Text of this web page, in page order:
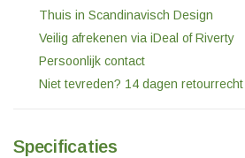
Thuis in Scandinavisch Design
Veilig afrekenen via iDeal of Riverty
Persoonlijk contact
Niet tevreden? 14 dagen retourrecht
Specificaties